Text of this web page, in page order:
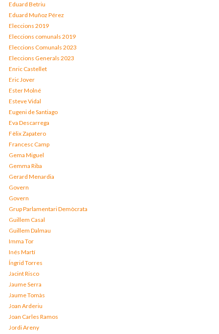
Eduard Betriu
Eduard Muñoz Pérez
Eleccions 2019
Eleccions comunals 2019
Eleccions Comunals 2023
Eleccions Generals 2023
Enric Castellet
Eric Jover
Ester Molné
Esteve Vidal
Eugeni de Santiago
Eva Descarrega
Fèlix Zapatero
Francesc Camp
Gema Miguel
Gemma Riba
Gerard Menardia
Govern
Govern
Grup Parlamentari Demòcrata
Guillem Casal
Guillem Dalmau
Imma Tor
Inés Martí
Íngrid Torres
Jacint Risco
Jaume Serra
Jaume Tomàs
Joan Arderiu
Joan Carles Ramos
Jordi Areny